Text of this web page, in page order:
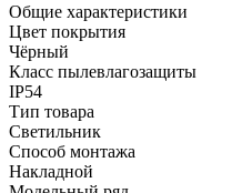
Общие характеристики
Цвет покрытия
Чёрный
Класс пылевлагозащиты
IP54
Тип товара
Светильник
Способ монтажа
Накладной